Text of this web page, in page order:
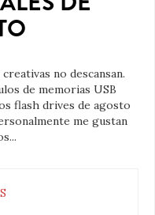
no descansan.
de memorias USB
flash drives de agosto
me gustan